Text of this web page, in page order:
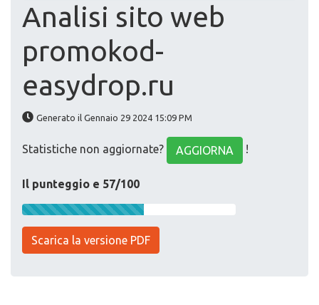
Analisi sito web
promokod-
easydrop.ru
Generato il Gennaio 29 2024 15:09 PM
Statistiche non aggiornate? AGGIORNA !
Il punteggio e 57/100
Scarica la versione PDF